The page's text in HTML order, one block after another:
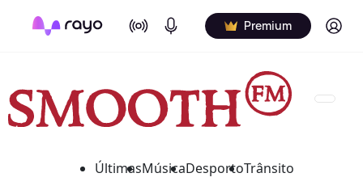
On Air Podcasts Premium Log in
ÚltimasMúsicaDesportoTrânsito